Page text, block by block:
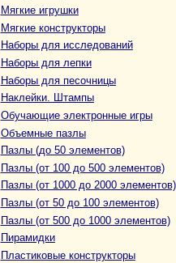
Мягкие игрушки
Мягкие конструкторы
Наборы для исследований
Наборы для лепки
Наборы для песочницы
Наклейки. Штампы
Обучающие электронные игры
Объемные пазлы
Пазлы (до 50 элементов)
Пазлы (от 100 до 500 элементов)
Пазлы (от 1000 до 2000 элементов)
Пазлы (от 50 до 100 элементов)
Пазлы (от 500 до 1000 элементов)
Пирамидки
Пластиковые конструкторы